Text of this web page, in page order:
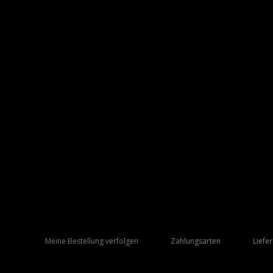
Meine Bestellung verfolgen Zahlungsarten